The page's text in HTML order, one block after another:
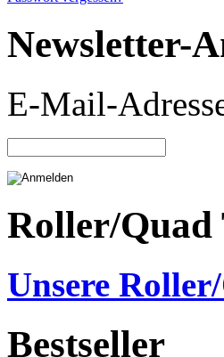
Newsletter-
E-Mail-
Roller/Quad
Unsere
Bestseller